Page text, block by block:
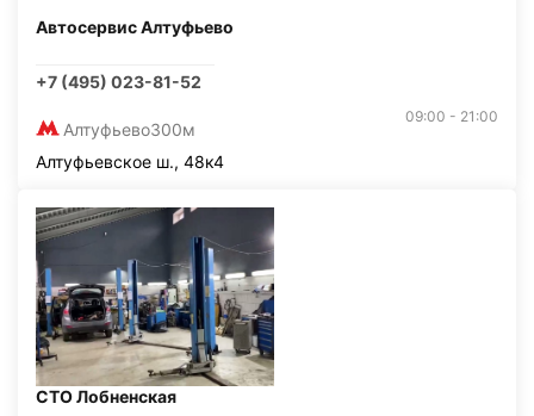
Автосервис Алтуфьево
+7 (495) 023-81-52
Алтуфьево300м
09:00 - 21:00
Алтуфьевское ш., 48к4
СТО Лобненская